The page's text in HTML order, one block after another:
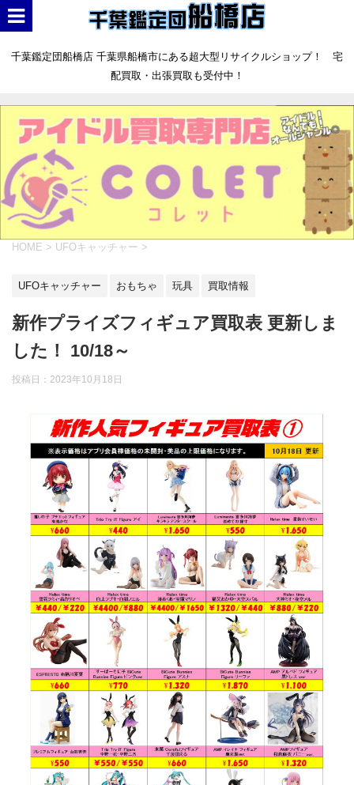
千葉鑑定団船橋店 千葉県船橋市にある超大型リサイクルショップ！ 宅
配買取・出張買取も受付中！
HOME > UFOキャッチャー >
UFOキャッチャー おもちゃ 玩具 買取情報
新作プライズフィギュア買取表 更新しま
した！ 10/18～
投稿日： 2023年10月18日